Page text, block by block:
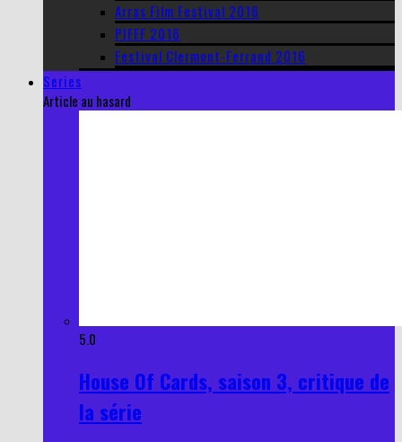
Arras Film Festival 2016
PIFFF 2016
Festival Clermont-Ferrand 2016
Series
Article au hasard
5.0
House Of Cards, saison 3, critique de
la série